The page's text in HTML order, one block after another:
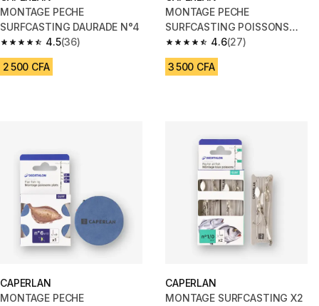
MONTAGE PECHE
SURFCASTING DAURADE N°4
4.5
4.5 out of 5 stars from 36 reviews
(36)
2 500 CFA
MONTAGE PECHE
SURFCASTING POISSONS
PLATS HAMECON N°1
4.6
4.6 out of 5 stars from 27
(27)
3 500 CFA
CAPERLAN
MONTAGE PECHE
CAPERLAN
MONTAGE SURFCASTING X2